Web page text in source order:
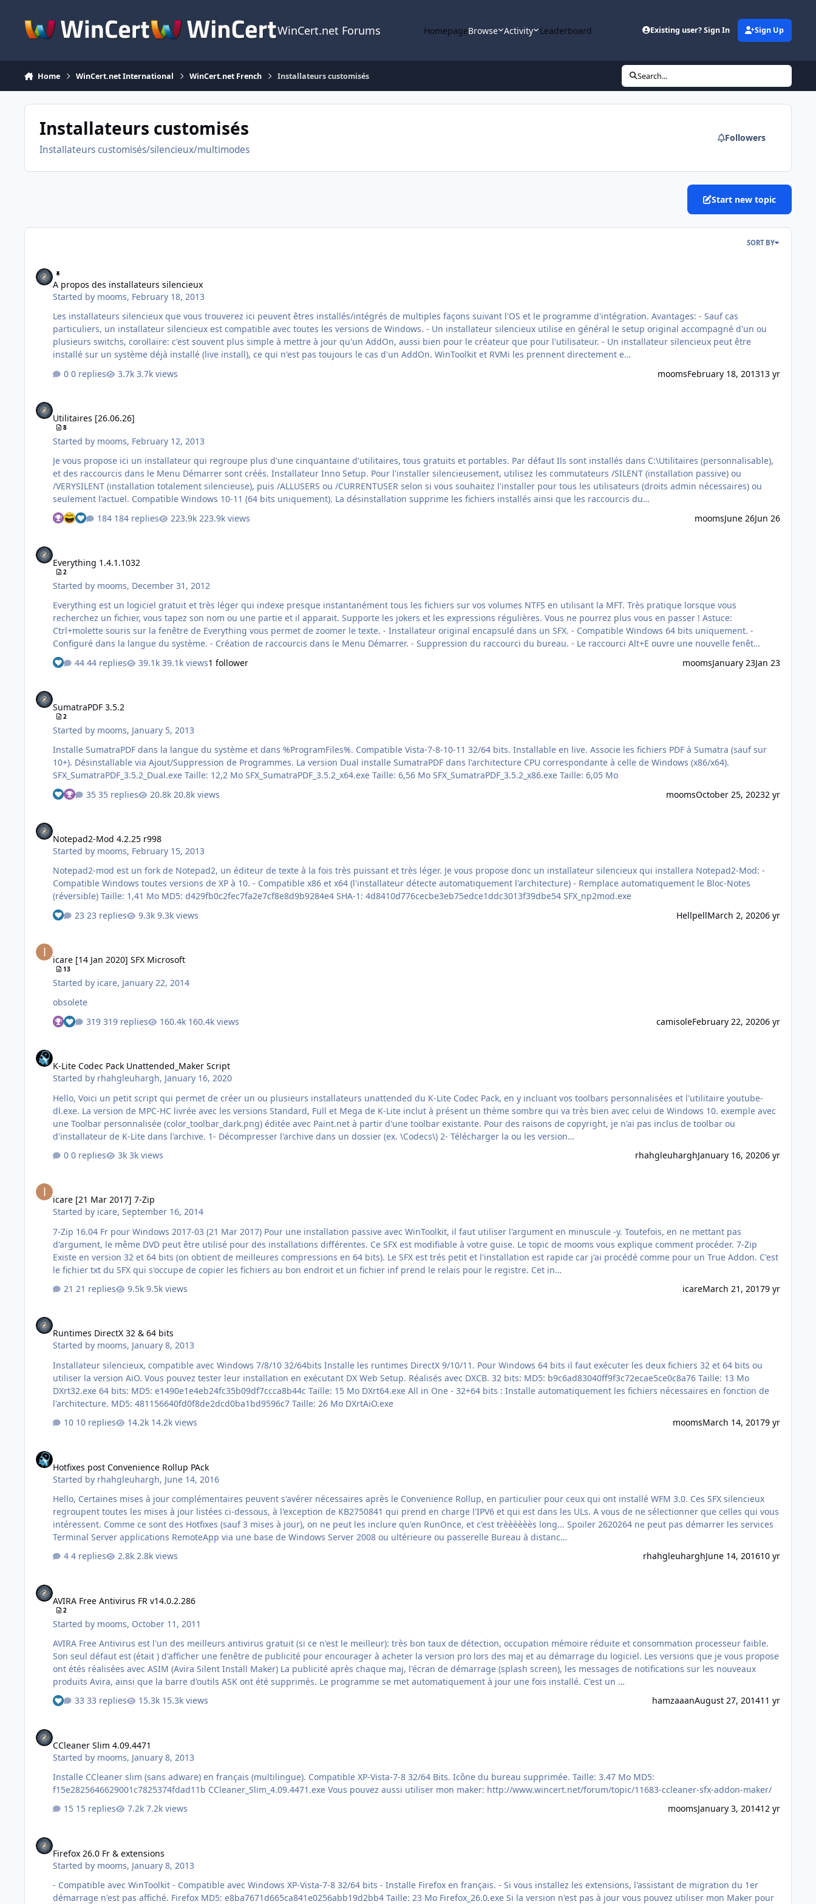
WinCert.net Forums HomepageBrowse Activity Leaderboard Existing user? Sign In Sign Up
Home WinCert.net International WinCert.net French Installateurs customisés Search...
Installateurs customisés
Installateurs customisés/silencieux/multimodes
Followers
Start new topic
SORT BY
A propos des installateurs silencieux
Started by mooms, February 18, 2013
Les installateurs silencieux que vous trouverez ici peuvent êtres installés/intégrés de multiples façons suivant l'OS et le programme d'intégration. Avantages: - Sauf cas
particuliers, un installateur silencieux est compatible avec toutes les versions de Windows. - Un installateur silencieux utilise en général le setup original accompagné d'un ou
plusieurs switchs, corollaire: c'est souvent plus simple à mettre à jour qu'un AddOn, aussi bien pour le créateur que pour l'utilisateur. - Un installateur silencieux peut être
installé sur un système déjà installé (live install), ce qui n'est pas toujours le cas d'un AddOn. WinToolkit et RVMi les prennent directement e…
0 replies
3.7k views moomsFebruary 18, 201313 yr
Utilitaires [26.06.26]
8
Started by mooms, February 12, 2013
Je vous propose ici un installateur qui regroupe plus d'une cinquantaine d'utilitaires, tous gratuits et portables. Par défaut Ils sont installés dans C:\Utilitaires (personnalisable),
et des raccourcis dans le Menu Démarrer sont créés. Installateur Inno Setup. Pour l'installer silencieusement, utilisez les commutateurs /SILENT (installation passive) ou
/VERYSILENT (installation totalement silencieuse), puis /ALLUSERS ou /CURRENTUSER selon si vous souhaitez l'installer pour tous les utilisateurs (droits admin nécessaires) ou
seulement l'actuel. Compatible Windows 10-11 (64 bits uniquement). La désinstallation supprime les fichiers installés ainsi que les raccourcis du…
See who reacted "Thanks"
See who reacted "Haha"
See who reacted "Like"
184 replies 223.9k views moomsJune 26Jun 26
Everything 1.4.1.1032
2
Started by mooms, December 31, 2012
Everything est un logiciel gratuit et très léger qui indexe presque instantanément tous les fichiers sur vos volumes NTFS en utilisant la MFT. Très pratique lorsque vous
recherchez un fichier, vous tapez son nom ou une partie et il apparait. Supporte les jokers et les expressions régulières. Vous ne pourrez plus vous en passer ! Astuce:
Ctrl+molette souris sur la fenêtre de Everything vous permet de zoomer le texte. - Installateur original encapsulé dans un SFX. - Compatible Windows 64 bits uniquement. -
Configuré dans la langue du système. - Création de raccourcis dans le Menu Démarrer. - Suppression du raccourci du bureau. - Le raccourci Alt+E ouvre une nouvelle fenêt…
See who reacted "Like"
44 replies 39.1k views1 follower moomsJanuary 23Jan 23
SumatraPDF 3.5.2
2
Started by mooms, January 5, 2013
Installe SumatraPDF dans la langue du système et dans %ProgramFiles%. Compatible Vista-7-8-10-11 32/64 bits. Installable en live. Associe les fichiers PDF à Sumatra (sauf sur
10+). Désinstallable via Ajout/Suppression de Programmes. La version Dual installe SumatraPDF dans l'architecture CPU correspondante à celle de Windows (x86/x64).
SFX_SumatraPDF_3.5.2_Dual.exe Taille: 12,2 Mo SFX_SumatraPDF_3.5.2_x64.exe Taille: 6,56 Mo SFX_SumatraPDF_3.5.2_x86.exe Taille: 6,05 Mo
See who reacted "Like"
See who reacted "Thanks"
35 replies 20.8k views moomsOctober 25, 20232 yr
Notepad2-Mod 4.2.25 r998
Started by mooms, February 15, 2013
Notepad2-mod est un fork de Notepad2, un éditeur de texte à la fois très puissant et très léger. Je vous propose donc un installateur silencieux qui installera Notepad2-Mod: -
Compatible Windows toutes versions de XP à 10. - Compatible x86 et x64 (l'installateur détecte automatiquement l'architecture) - Remplace automatiquement le Bloc-Notes
(réversible) Taille: 1,41 Mo MD5: d429fb0c2fec7fa2e7cf8e8d9b9284e4 SHA-1: 4d8410d776cecbe3eb75edce1ddc3013f39dbe54 SFX_np2mod.exe
See who reacted "Like"
23 replies 9.3k views HellpellMarch 2, 20206 yr
icare [14 Jan 2020] SFX Microsoft
13
Started by icare, January 22, 2014
obsolete
See who reacted "Thanks"
See who reacted "Like"
319 replies 160.4k views camisoleFebruary 22, 20206 yr
K-Lite Codec Pack Unattended_Maker Script
Started by rhahgleuhargh, January 16, 2020
Hello, Voici un petit script qui permet de créer un ou plusieurs installateurs unattended du K-Lite Codec Pack, en y incluant vos toolbars personnalisées et l'utilitaire youtube-
dl.exe. La version de MPC-HC livrée avec les versions Standard, Full et Mega de K-Lite inclut à présent un thème sombre qui va très bien avec celui de Windows 10. exemple avec
une Toolbar personnalisée (color_toolbar_dark.png) éditée avec Paint.net à partir d'une toolbar existante. Pour des raisons de copyright, je n'ai pas inclus de toolbar ou
d'installateur de K-Lite dans l'archive. 1- Décompresser l'archive dans un dossier (ex. \Codecs\) 2- Télécharger la ou les version…
0 replies
3k views rhahgleuharghJanuary 16, 20206 yr
icare [21 Mar 2017] 7-Zip
Started by icare,September 16, 2014
7-Zip 16.04 Fr pour Windows 2017-03 (21 Mar 2017) Pour une installation passive avec WinToolkit, il faut utiliser l'argument en minuscule -y. Toutefois, en ne mettant pas
d'argument, le même DVD peut être utilisé pour des installations différentes. Ce SFX est modifiable à votre guise. Le topic de mooms vous explique comment procéder. 7-Zip
Existe en version 32 et 64 bits (on obtient de meilleures compressions en 64 bits). Le SFX est trés petit et l'installation est rapide car j'ai procédé comme pour un True Addon. C'est
le fichier txt du SFX qui s'occupe de copier les fichiers au bon endroit et un fichier inf prend le relais pour le registre. Cet in…
21 replies
9.5k views icareMarch 21, 20179 yr
Runtimes DirectX 32 & 64 bits
Started by mooms, January 8, 2013
Installateur silencieux, compatible avec Windows 7/8/10 32/64bits Installe les runtimes DirectX 9/10/11. Pour Windows 64 bits il faut exécuter les deux fichiers 32 et 64 bits ou
utiliser la version AiO. Vous pouvez tester leur installation en exécutant DX Web Setup. Réalisés avec DXCB. 32 bits: MD5: b9c6ad83040ff9f3c72ecae5ce0c8a76 Taille: 13 Mo
DXrt32.exe 64 bits: MD5: e1490e1e4eb24fc35b09df7ccca8b44c Taille: 15 Mo DXrt64.exe All in One - 32+64 bits : Installe automatiquement les fichiers nécessaires en fonction de
l'architecture. MD5: 481156640fd0f8de2dcd0ba1bd9596c7 Taille: 26 Mo DXrtAiO.exe
10 replies
14.2k views moomsMarch 14, 20179 yr
Hotfixes post Convenience Rollup PAck
Started by rhahgleuhargh, June 14, 2016
Hello, Certaines mises à jour complémentaires peuvent s'avérer nécessaires après le Convenience Rollup, en particulier pour ceux qui ont installé WFM 3.0. Ces SFX silencieux
regroupent toutes les mises à jour listées ci-dessous, à l'exception de KB2750841 qui prend en charge l'IPV6 et qui est dans les ULs. A vous de ne sélectionner que celles qui vous
intéressent. Comme ce sont des Hotfixes (sauf 3 mises à jour), on ne peut les inclure qu'en RunOnce, et c'est trèèèèèès long... Spoiler 2620264 ne peut pas démarrer les services
Terminal Server applications RemoteApp via une base de Windows Server 2008 ou ultérieure ou passerelle Bureau à distanc…
4 replies
2.8k views rhahgleuharghJune 14, 201610 yr
AVIRA Free Antivirus FR v14.0.2.286
2
Started by mooms, October 11, 2011
AVIRA Free Antivirus est l'un des meilleurs antivirus gratuit (si ce n'est le meilleur): très bon taux de détection, occupation mémoire réduite et consommation processeur faible.
Son seul défaut est (était ) d'afficher une fenêtre de publicité pour encourager à acheter la version pro lors des maj et au démarrage du logiciel. Les versions que je vous propose
ont étés réalisées avec ASIM (Avira Silent Install Maker) La publicité après chaque maj, l'écran de démarrage (splash screen), les messages de notifications sur les nouveaux
produits Avira, ainsi que la barre d'outils ASK ont été supprimés. Le programme se met automatiquement à jour une fois installé. C'est un …
See who reacted "Like"
33 replies 15.3k views hamzaaanAugust 27, 201411 yr
CCleaner Slim 4.09.4471
Started by mooms, January 8, 2013
Installe CCleaner slim (sans adware) en français (multilingue). Compatible XP-Vista-7-8 32/64 Bits. Icône du bureau supprimée. Taille: 3.47 Mo MD5:
f15e2825646629001c7825374fdad11b CCleaner_Slim_4.09.4471.exe Vous pouvez aussi utiliser mon maker: http://www.wincert.net/forum/topic/11683-ccleaner-sfx-addon-maker/
15 replies
7.2k views moomsJanuary 3, 201412 yr
Firefox 26.0 Fr & extensions
Started by mooms, January 8, 2013
- Compatible avec WinToolkit - Compatible avec Windows XP-Vista-7-8 32/64 bits - Installe Firefox en français. - Si vous installez les extensions, l'assistant de migration du 1er
démarrage n'est pas affiché. Firefox MD5: e8ba7671d665ca841e0256abb19d2bb4 Taille: 23 Mo Firefox_26.0.exe Si la version n'est pas à jour vous pouvez utiliser mon Maker pour